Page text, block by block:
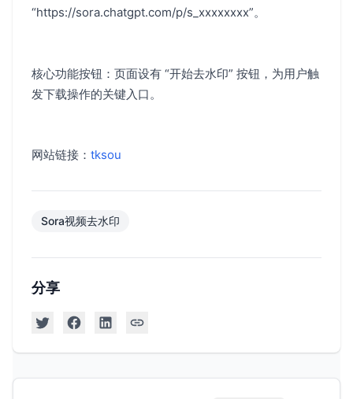
“https://sora.chatgpt.com/p/s_xxxxxxxx”。
核心功能按钮：页面设有 “开始去水印” 按钮，为用户触
发下载操作的关键入口。
网站链接： tksou
Sora视频去水印
分享